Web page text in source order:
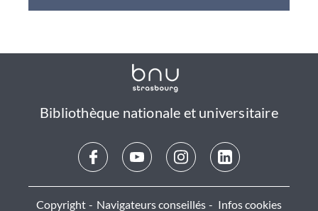
Bibliothèque nationale et universitaire
Copyright Navigateurs conseillés Infos cookies